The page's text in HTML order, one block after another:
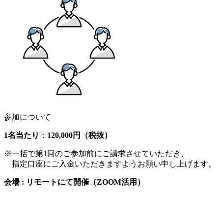
参加について
1名当たり ： 120,000円（税抜）
※一括で第1回のご参加前にご請求させていただき、
指定口座にご入金いただきますようお願い申し上げます。
会場 : リモートにて開催（ZOOM活用）